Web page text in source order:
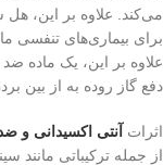
می‌کند. علاوه بر این،
برای بیماری‌های تنفسی
علاوه بر این، یک ماده
دفع گاز روده به از بین
اثرات آنتی اکسیدانی و ضد
از جمله ترکیباتی مانند